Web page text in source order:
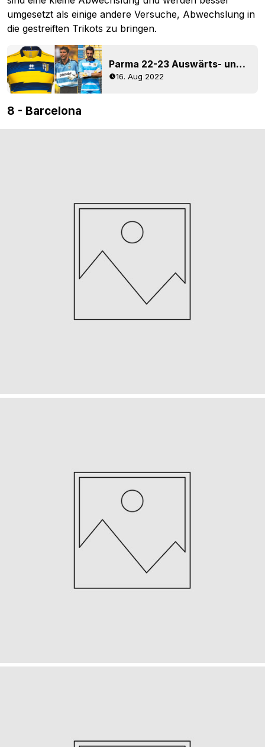
umgesetzt als einige andere Versuche, Abwechslung in
die gestreiften Trikots zu bringen.
Parma 22-23 Auswärts- und Torwarttrikots veröffentlicht
16. Aug 2022
8 - Barcelona